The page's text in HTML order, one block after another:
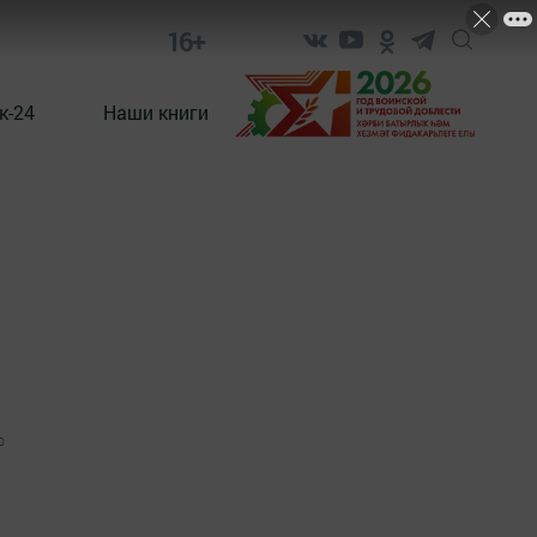
16+
24 Наши книги
0